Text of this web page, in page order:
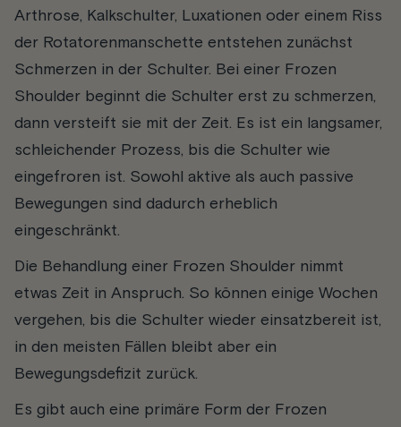
Arthrose, Kalkschulter, Luxationen oder einem Riss
der Rotatorenmanschette entstehen zunächst
Schmerzen in der Schulter. Bei einer Frozen
Shoulder beginnt die Schulter erst zu schmerzen,
dann versteift sie mit der Zeit. Es ist ein langsamer,
schleichender Prozess, bis die Schulter wie
eingefroren ist. Sowohl aktive als auch passive
Bewegungen sind dadurch erheblich
eingeschränkt.
Die Behandlung einer Frozen Shoulder nimmt
etwas Zeit in Anspruch. So können einige Wochen
vergehen, bis die Schulter wieder einsatzbereit ist,
in den meisten Fällen bleibt aber ein
Bewegungsdefizit zurück.
Es gibt auch eine primäre Form der Frozen